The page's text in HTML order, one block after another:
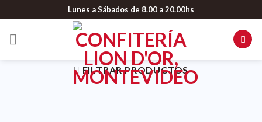
Lunes a Sábados de 8.00 a 20.00hs
FILTRAR PRODUCTOS